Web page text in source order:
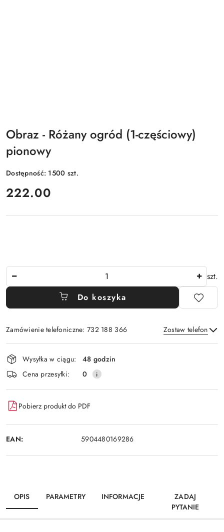
Obraz - Różany ogród (1-częściowy)
pionowy
Dostępność: 1500 szt.
cena:
222.00
szt.
Do koszyka
Zamówienie telefoniczne: 732 188 366 Zostaw telefon
Wyślij
Dostępność
i
dostawa
Wysyłka w ciągu:
48 godzin
Cena przesyłki:
0
Pobierz produkt do PDF
EAN: 5904480169286
OPIS PARAMETRY INFORMACJE
ZADAJ
PYTANIE